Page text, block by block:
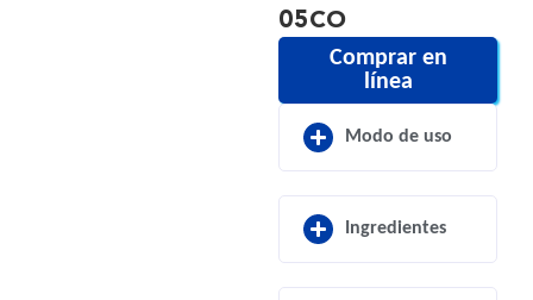
05CO
Comprar en
línea
Modo de uso
Ingredientes